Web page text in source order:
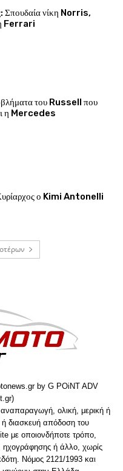
Σπουδαία νίκη Norris,
Ferrari
του Russell που
η Mercedes
ο Kimi Antonelli
by G POiNT ADV
ολική, μερική ή
διασκευή απόδοση του
με οποιονδήποτε τρόπο,
ηχογράφησης ή άλλο, χωρίς
Νόμος 2121/1993 και